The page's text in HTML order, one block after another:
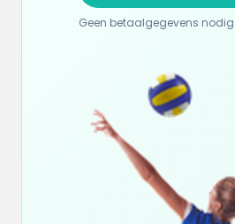
Geen betaalgegevens nodig